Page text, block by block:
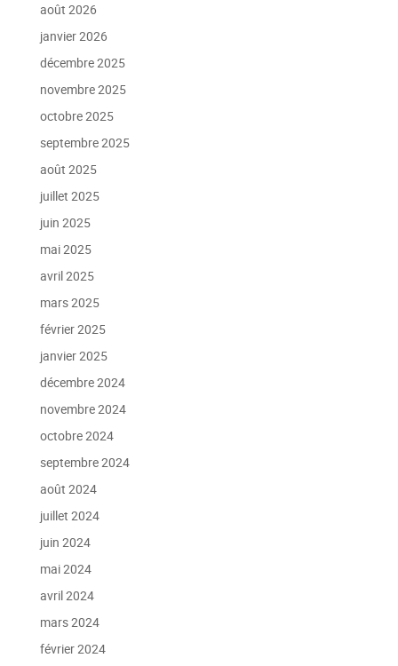
août 2026
janvier 2026
décembre 2025
novembre 2025
octobre 2025
septembre 2025
août 2025
juillet 2025
juin 2025
mai 2025
avril 2025
mars 2025
février 2025
janvier 2025
décembre 2024
novembre 2024
octobre 2024
septembre 2024
août 2024
juillet 2024
juin 2024
mai 2024
avril 2024
mars 2024
février 2024